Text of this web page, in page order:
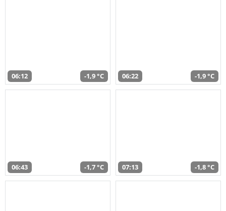
06:12 -1,9 °C 06:22 -1,9 °C
06:43 -1,7 °C 07:13 -1,8 °C